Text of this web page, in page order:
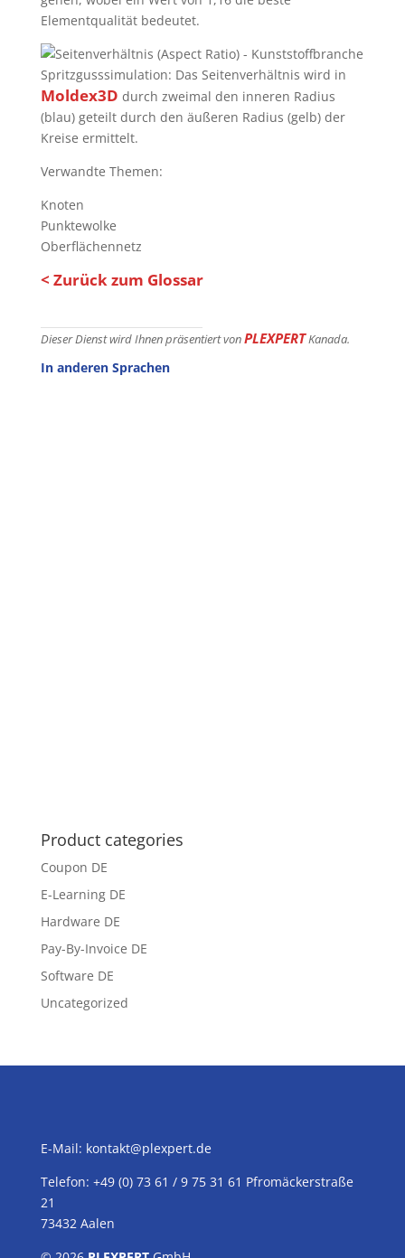
Elementqualität bedeutet.
Spritzgusssimulation: Das Seitenverhältnis wird in
Moldex3D durch zweimal den inneren Radius
(blau) geteilt durch den äußeren Radius (gelb) der
Kreise ermittelt.
Verwandte Themen:
Knoten
Punktewolke
Oberflächennetz
< Zurück zum Glossar
Dieser Dienst wird Ihnen präsentiert vonPLEXPERTKanada.
In anderen Sprachen
Product categories
Coupon DE
E-Learning DE
Hardware DE
Pay-By-Invoice DE
Software DE
Uncategorized
E-Mail: kontakt@plexpert.de
Telefon: +49 (0) 73 61 / 9 75 31 61 Pfromäckerstraße
21
73432 Aalen